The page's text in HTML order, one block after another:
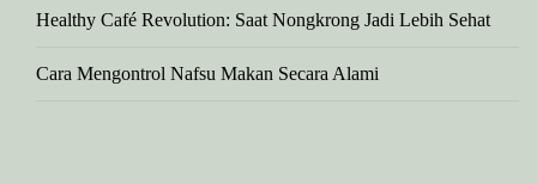
Healthy Café Revolution: Saat Nongkrong Jadi Lebih Sehat
Cara Mengontrol Nafsu Makan Secara Alami